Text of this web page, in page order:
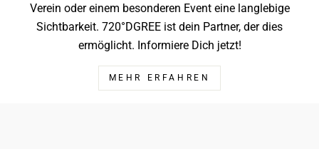
Verein oder einem besonderen Event eine langlebige
Sichtbarkeit. 720°DGREE ist dein Partner, der dies
ermöglicht. Informiere Dich jetzt!
MEHR ERFAHREN